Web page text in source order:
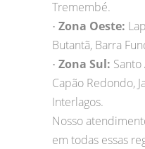
Tremembé.
• Zona Oeste:
Butantã, Barra
• Zona Sul:
Capão Redondo,
Interlagos.
Nosso
em todas essas